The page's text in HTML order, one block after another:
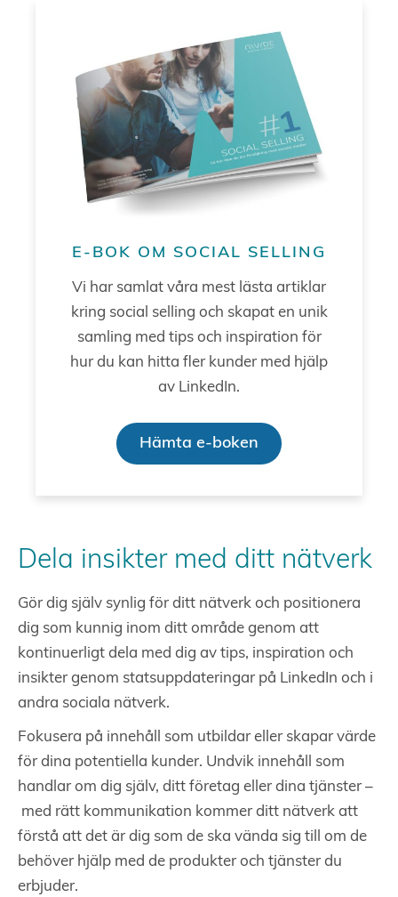
E-BOK OM SOCIAL SELLING
Vi har samlat våra mest lästa artiklar
kring social selling och skapat en unik
samling med tips och inspiration för
hur du kan hitta fler kunder med hjälp
av LinkedIn.
Hämta e-boken
Dela insikter med ditt nätverk
Gör dig själv synlig för ditt nätverk och positionera
dig som kunnig inom ditt område genom att
kontinuerligt dela med dig av tips, inspiration och
insikter genom statsuppdateringar på LinkedIn och i
andra sociala nätverk.
Fokusera på innehåll som utbildar eller skapar värde
för dina potentiella kunder. Undvik innehåll som
handlar om dig själv, ditt företag eller dina tjänster –
med rätt kommunikation kommer ditt nätverk att
förstå att det är dig som de ska vända sig till om de
behöver hjälp med de produkter och tjänster du
erbjuder.